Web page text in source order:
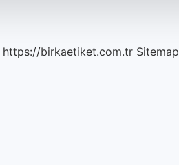
https://birkaetiket.com.tr Sitemap